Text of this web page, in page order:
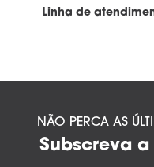
Linha de
NÃO PERCA AS
Subscreva